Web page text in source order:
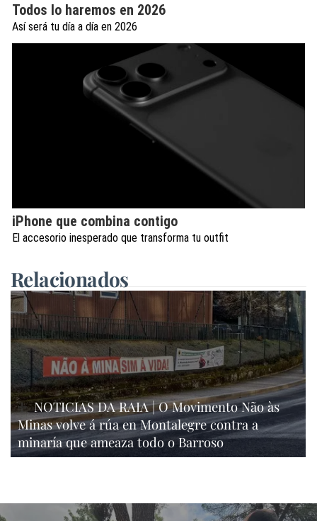
Todos lo haremos en 2026
Así será tu día a día en 2026
iPhone que combina contigo
El accesorio inesperado que transforma tu outfit
Relacionados
NOTICIAS DA RAIA | O Movimento Não às
Minas volve á rúa en Montalegre contra a
minaría que ameaza todo o Barroso